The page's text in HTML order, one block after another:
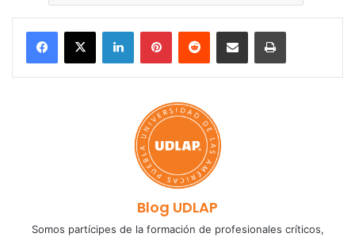
LinkedInPinterestReddit Share via Email Print
Blog UDLAP
Somos partícipes de la formación de profesionales críticos,